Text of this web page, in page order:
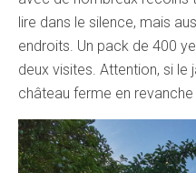
lire dans le silence, mais
endroits. Un pack de 400
deux visites. Attention, si le
château ferme en revanche